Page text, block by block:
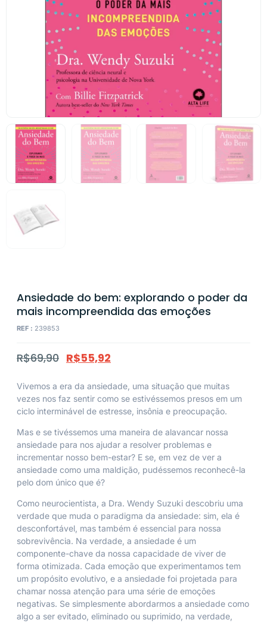
Ansiedade do bem: explorando o poder da
mais incompreendida das emoções
REF : 239853
R$69,90 R$55,92
Vivemos a era da ansiedade, uma situação que muitas
vezes nos faz sentir como se estivéssemos presos em um
ciclo interminável de estresse, insônia e preocupação.
Mas e se tivéssemos uma maneira de alavancar nossa
ansiedade para nos ajudar a resolver problemas e
incrementar nosso bem-estar? E se, em vez de ver a
ansiedade como uma maldição, pudéssemos reconhecê-la
pelo dom único que é?
Como neurocientista, a Dra. Wendy Suzuki descobriu uma
verdade que muda o paradigma da ansiedade: sim, ela é
desconfortável, mas também é essencial para nossa
sobrevivência. Na verdade, a ansiedade é um
componente-chave da nossa capacidade de viver de
forma otimizada. Cada emoção que experimentamos tem
um propósito evolutivo, e a ansiedade foi projetada para
chamar nossa atenção para uma série de emoções
negativas. Se simplesmente abordarmos a ansiedade como
algo a ser evitado, eliminado ou suprimido, na verdade,